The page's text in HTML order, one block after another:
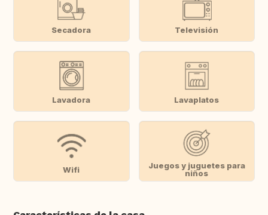
Secadora Televisión
Lavadora Lavaplatos
Wifi
Juegos y juguetes para
niños